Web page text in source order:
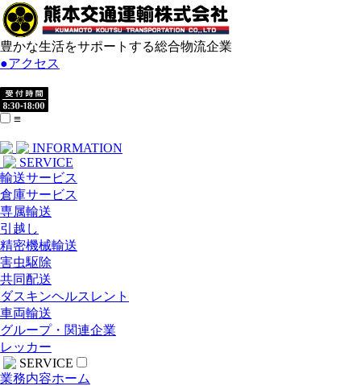
豊かな生活をサポートする総合物流企業
●アクセス
≡
INFORMATION
SERVICE
輸送サービス
倉庫サービス
専属輸送
引越し
精密機械輸送
害虫駆除
共同配送
ダスキンヘルスレント
車両輸送
グループ・関連企業
レッカー
SERVICE
業務内容ホーム